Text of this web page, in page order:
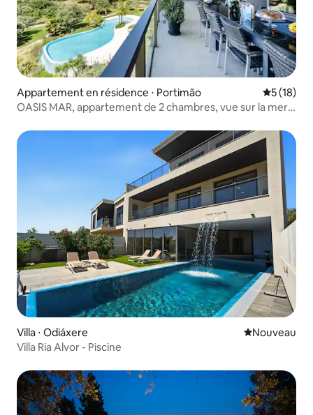
Appartement en résidence ⋅ Portimão
5 (18)
OASIS MAR, appartement de 2 chambres, vue sur la mer,
Villa ⋅ Odiáxere Nouvel
Nouveau
Villa Ria Alvor - Piscine